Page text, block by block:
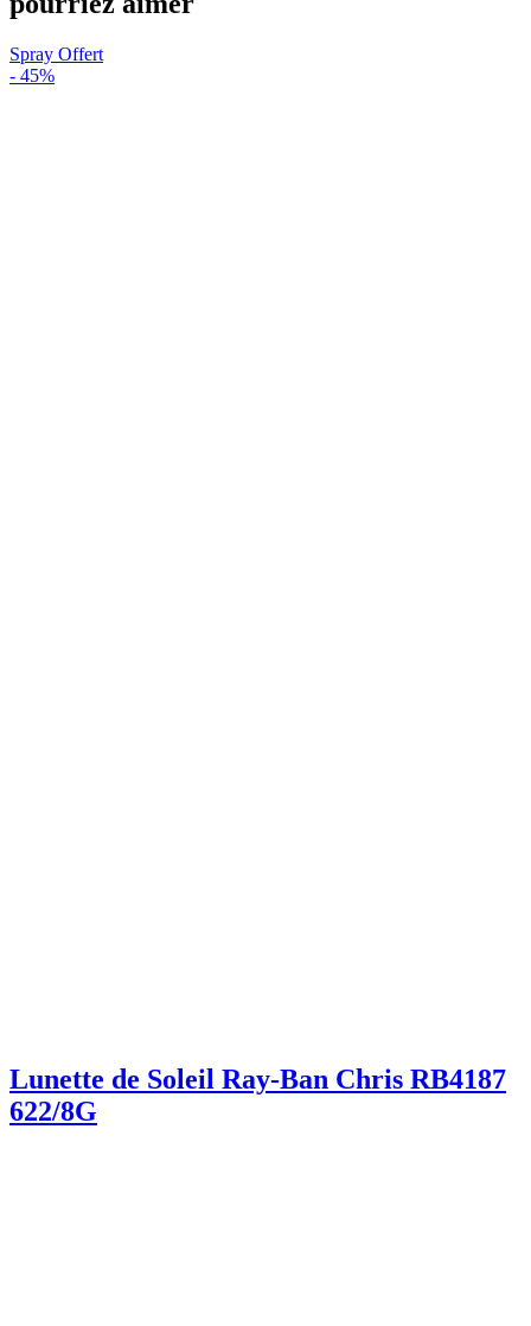
Spray Offert
- 45%
Lunette de Soleil Ray-Ban Chris RB4187
622/8G